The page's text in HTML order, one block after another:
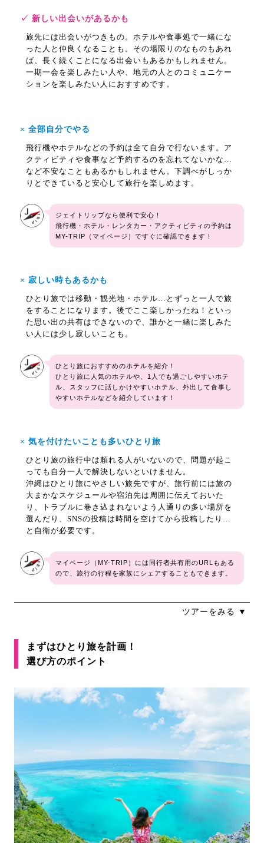
✓ 新しい出会いがあるかも
旅先には出会いがつきもの。ホテルや食事処で一緒にな
った人と仲良くなることも。その場限りのなものもあれ
ば、長く続くことになる出会いもあるかもしれません。
一期一会を楽しみたい人や、地元の人とのコミュニケー
ションを楽しみたい人におすすめです。
× 全部自分でやる
飛行機やホテルなどの予約は全て自分で行ないます。ア
クティビティや食事など予約するのを忘れてないかな…
など不安なこともあるかもしれません。下調べがしっか
りとできていると安心して旅行を楽しめます。
ジェイトリップなら便利で安心！
飛行機・ホテル・レンタカー・アクティビティの予約は
MY-TRIP（マイページ）ですぐに確認できます！
× 寂しい時もあるかも
ひとり旅では移動・観光地・ホテル…とずっと一人で旅
をすることになります。後でここ楽しかったね！といっ
た思い出の共有はできないので、誰かと一緒に楽しみた
い人には少し寂しいことも。
ひとり旅におすすめのホテルを紹介！
ひとり旅に人気のホテルや、1人でも過ごしやすいホテ
ル、スタッフに話しかけやすいホテル、外出して食事し
やすいホテルなどを紹介しています！
× 気を付けたいことも多いひとり旅
ひとり旅の旅行中は頼れる人がいないので、問題が起こ
っても自分一人で解決しないといけません。
沖縄はひとり旅にやさしい旅先ですが、旅行前には旅の
大まかなスケジュールや宿泊先は周囲に伝えておいた
り、トラブルに巻き込まれないよう人通りの多い場所を
選んだり、SNSの投稿は時間を空けてから投稿したり…
と自衛が必要です。
マイページ（MY-TRIP）には同行者共有用のURLもある
ので、旅行の行程を家族にシェアすることもできます。
ツアーをみる ▼
まずはひとり旅を計画！
選び方のポイント